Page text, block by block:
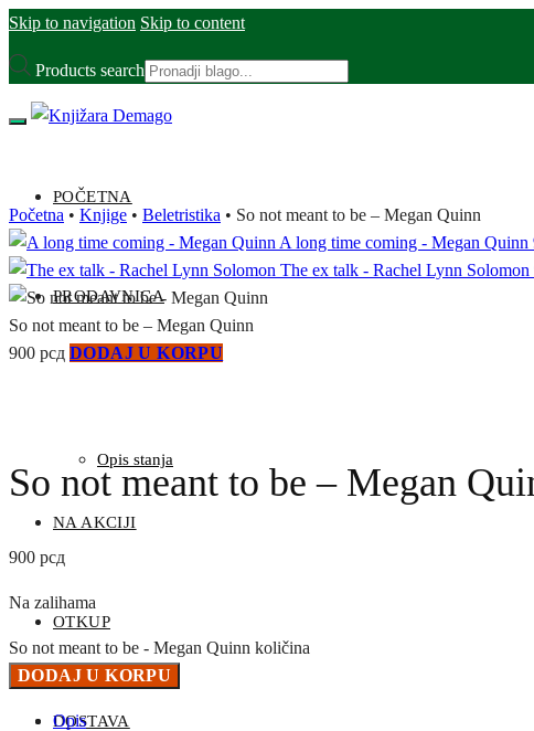
Skip to navigation Skip to content
Products search
POČETNA
PRODAVNICA
Opis stanja
NA AKCIJI
OTKUP
DOSTAVA
Početna • Knjige • Beletristika • So not meant to be – Megan Quinn
A long time coming - Megan Quinn
The ex talk - Rachel Lynn Solomon
So not meant to be – Megan Quinn
900 рсд DODAJ U KORPU
So not meant to be – Megan
900 рсд
Na zalihama
So not meant to be - Megan Quinn količina
DODAJ U KORPU
Opis